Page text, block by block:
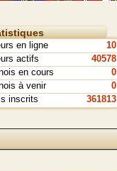
10
en ligne
40578
actifs
0
en cours
0
à venir
361813
inscrits